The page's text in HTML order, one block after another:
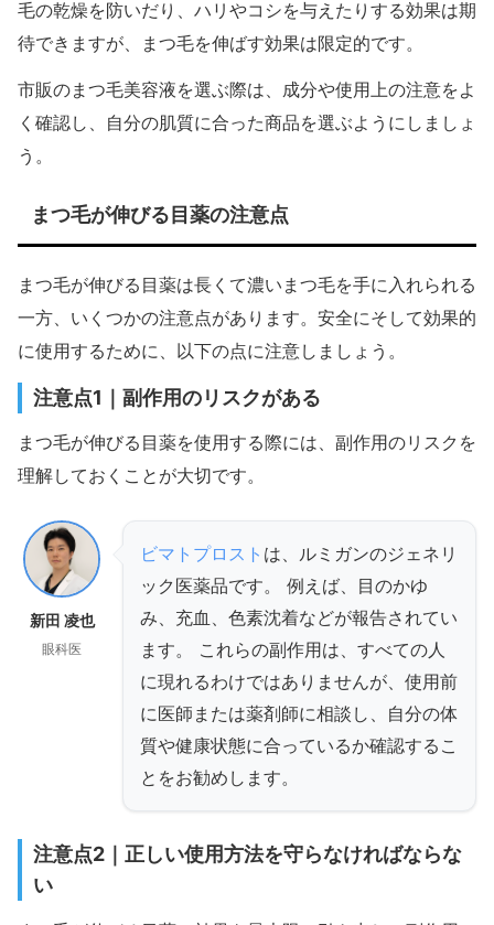
毛の乾燥を防いだり、ハリやコシを与えたりする効果は期
待できますが、まつ毛を伸ばす効果は限定的です。
市販のまつ毛美容液を選ぶ際は、成分や使用上の注意をよ
く確認し、自分の肌質に合った商品を選ぶようにしましょ
う。
まつ毛が伸びる目薬の注意点
まつ毛が伸びる目薬は長くて濃いまつ毛を手に入れられる
一方、いくつかの注意点があります。安全にそして効果的
に使用するために、以下の点に注意しましょう。
注意点1｜副作用のリスクがある
まつ毛が伸びる目薬を使用する際には、副作用のリスクを
理解しておくことが大切です。
新田 凌也
眼科医
ビマトプロスト は、ルミガンのジェネリ
ック医薬品です。 例えば、目のかゆ
み、充血、色素沈着などが報告されてい
ます。 これらの副作用は、すべての人
に現れるわけではありませんが、使用前
に医師または薬剤師に相談し、自分の体
質や健康状態に合っているか確認するこ
とをお勧めします。
注意点2｜正しい使用方法を守らなければならな
い